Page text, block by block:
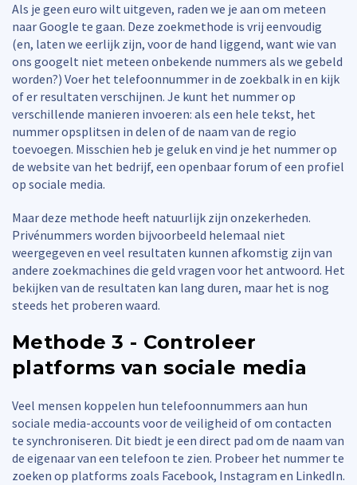
Als je geen euro wilt uitgeven, raden we je aan om meteen
naar Google te gaan. Deze zoekmethode is vrij eenvoudig
(en, laten we eerlijk zijn, voor de hand liggend, want wie van
ons googelt niet meteen onbekende nummers als we gebeld
worden?) Voer het telefoonnummer in de zoekbalk in en kijk
of er resultaten verschijnen. Je kunt het nummer op
verschillende manieren invoeren: als een hele tekst, het
nummer opsplitsen in delen of de naam van de regio
toevoegen. Misschien heb je geluk en vind je het nummer op
de website van het bedrijf, een openbaar forum of een profiel
op sociale media.
Maar deze methode heeft natuurlijk zijn onzekerheden.
Privénummers worden bijvoorbeeld helemaal niet
weergegeven en veel resultaten kunnen afkomstig zijn van
andere zoekmachines die geld vragen voor het antwoord. Het
bekijken van de resultaten kan lang duren, maar het is nog
steeds het proberen waard.
Methode 3 - Controleer
platforms van sociale media
Veel mensen koppelen hun telefoonnummers aan hun
sociale media-accounts voor de veiligheid of om contacten
te synchroniseren. Dit biedt je een direct pad om de naam van
de eigenaar van een telefoon te zien. Probeer het nummer te
zoeken op platforms zoals Facebook, Instagram en LinkedIn.